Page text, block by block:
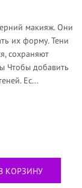
макияж. Они
их форму. Тени
сохраняют
Чтобы добавить
Ес...
КОРЗИНУ